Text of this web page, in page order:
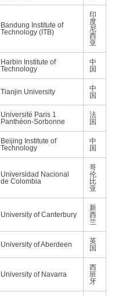
Bandung Institute of
Technology (ITB)
印
度
尼
西
亚
Harbin Institute of
Technology
中
国
Tianjin University
中
国
Université Paris 1
Panthéon-Sorbonne
法
国
Beijing Institute of
Technology
中
国
Universidad Nacional
de Colombia
哥
伦
比
亚
University of Canterbury
新
西
兰
University of Aberdeen
英
国
University of Navarra
西
班
牙